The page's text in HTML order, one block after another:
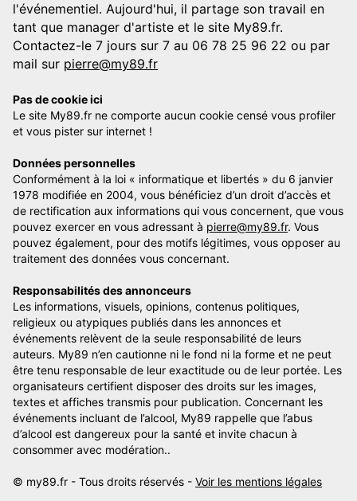
l'événementiel. Aujourd'hui, il partage son travail en
tant que manager d'artiste et le site My89.fr.
Contactez-le 7 jours sur 7 au 06 78 25 96 22 ou par
mail sur pierre@my89.fr
Pas de cookie ici
Le site My89.fr ne comporte aucun cookie censé vous profiler
et vous pister sur internet !
Données personnelles
Conformément à la loi « informatique et libertés » du 6 janvier
1978 modifiée en 2004, vous bénéficiez d’un droit d’accès et
de rectification aux informations qui vous concernent, que vous
pouvez exercer en vous adressant à pierre@my89.fr. Vous
pouvez également, pour des motifs légitimes, vous opposer au
traitement des données vous concernant.
Responsabilités des annonceurs
Les informations, visuels, opinions, contenus politiques,
religieux ou atypiques publiés dans les annonces et
événements relèvent de la seule responsabilité de leurs
auteurs. My89 n’en cautionne ni le fond ni la forme et ne peut
être tenu responsable de leur exactitude ou de leur portée. Les
organisateurs certifient disposer des droits sur les images,
textes et affiches transmis pour publication. Concernant les
événements incluant de l’alcool, My89 rappelle que l’abus
d’alcool est dangereux pour la santé et invite chacun à
consommer avec modération..
© my89.fr - Tous droits réservés - Voir les mentions légales